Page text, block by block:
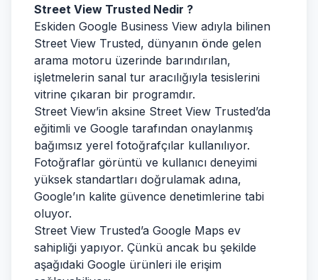
Street View Trusted Nedir ?
Eskiden Google Business View adıyla bilinen
Street View Trusted, dünyanın önde gelen
arama motoru üzerinde barındırılan,
işletmelerin sanal tur aracılığıyla tesislerini
vitrine çıkaran bir programdır.
Street View’in aksine Street View Trusted’da
eğitimli ve Google tarafından onaylanmış
bağımsız yerel fotoğrafçılar kullanılıyor.
Fotoğraflar görüntü ve kullanıcı deneyimi
yüksek standartları doğrulamak adına,
Google’ın kalite güvence denetimlerine tabi
oluyor.
Street View Trusted’a Google Maps ev
sahipliği yapıyor. Çünkü ancak bu şekilde
aşağıdaki Google ürünleri ile erişim